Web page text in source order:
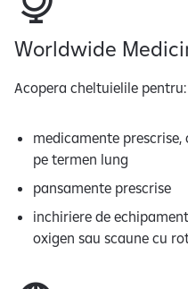
Worldwide
Acopera cheltuielile pentru:
medicamente
pe termen lung
pansamente prescrise
inchiriere de
oxigen sau scaune cu